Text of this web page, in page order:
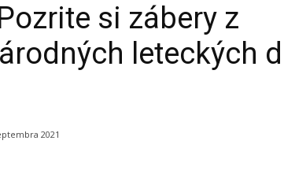
si zábery z
leteckých
2021